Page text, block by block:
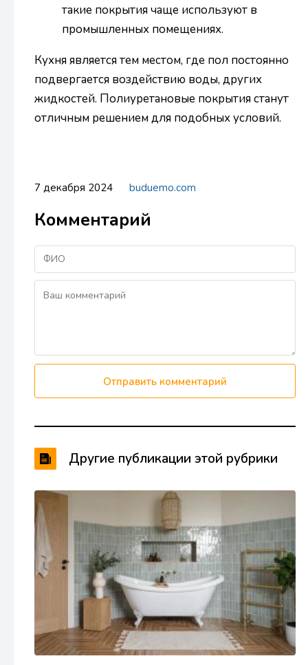
такие покрытия чаще используют в
промышленных помещениях.
Кухня является тем местом, где пол постоянно
подвергается воздействию воды, других
жидкостей. Полиуретановые покрытия станут
отличным решением для подобных условий.
7 декабря 2024 buduemo.com
Комментарий
Отправить комментарий
Другие публикации этой рубрики